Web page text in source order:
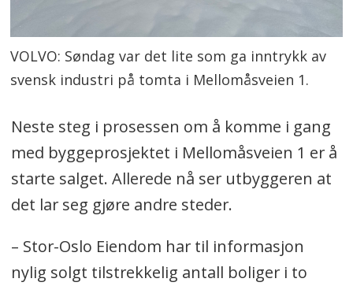
VOLVO: Søndag var det lite som ga inntrykk av
svensk industri på tomta i Mellomåsveien 1.
Neste steg i prosessen om å komme i gang
med byggeprosjektet i Mellomåsveien 1 er å
starte salget. Allerede nå ser utbyggeren at
det lar seg gjøre andre steder.
– Stor-Oslo Eiendom har til informasjon
nylig solgt tilstrekkelig antall boliger i to